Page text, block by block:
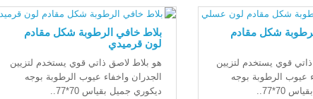
شكل مقادم
قوي يستخدم لتزيين
عيوب الرطوبة بوجه
70*77..
بلاط خافي الرطوبة شكل مقادم
لون قرميدي
هو بلاط لاصق ذاتي قوي يستخدم لتزيين
الجدران واخفاء عيوب الرطوبة بوجه
ديكوري جميل بقياس 70*77..